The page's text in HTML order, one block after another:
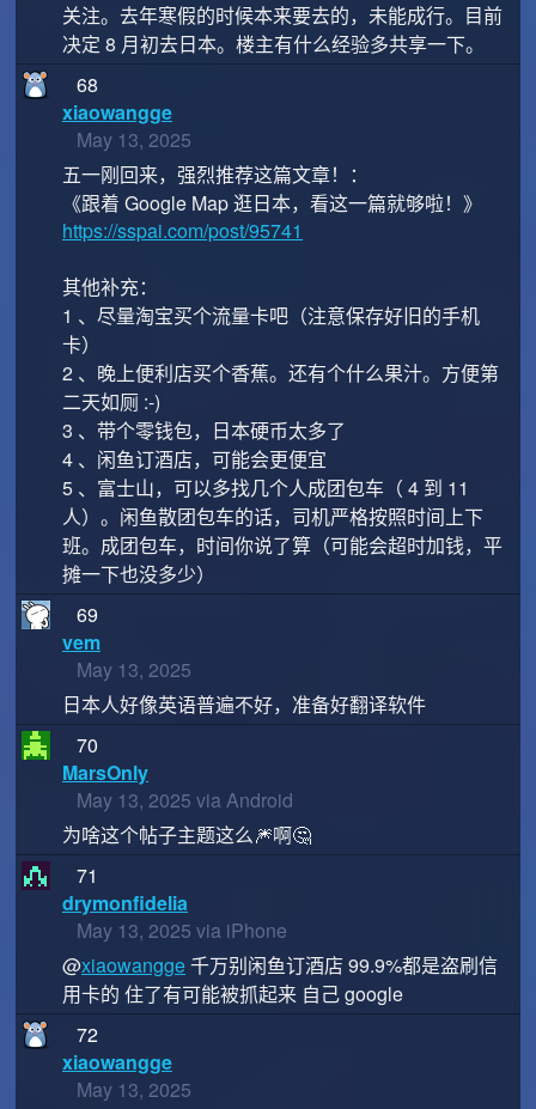
关注。去年寒假的时候本来要去的，未能成行。目前
决定 8 月初去日本。楼主有什么经验多共享一下。
68
xiaowangge
May 13, 2025
五一刚回来，强烈推荐这篇文章！：
《跟着 Google Map 逛日本，看这一篇就够啦！》
https://sspai.com/post/95741
其他补充：
1 、尽量淘宝买个流量卡吧（注意保存好旧的手机
卡）
2 、晚上便利店买个香蕉。还有个什么果汁。方便第
二天如厕 :-)
3 、带个零钱包，日本硬币太多了
4 、闲鱼订酒店，可能会更便宜
5 、富士山，可以多找几个人成团包车（ 4 到 11
人）。闲鱼散团包车的话，司机严格按照时间上下
班。成团包车，时间你说了算（可能会超时加钱，平
摊一下也没多少）
69
vem
May 13, 2025
日本人好像英语普遍不好，准备好翻译软件
70
MarsOnly
May 13, 2025 via Android
为啥这个帖子主题这么🎆啊🤔
71
drymonfidelia
May 13, 2025 via iPhone
@xiaowangge千万别闲鱼订酒店 99.9%都是盗刷信
用卡的 住了有可能被抓起来 自己 google
72
xiaowangge
May 13, 2025